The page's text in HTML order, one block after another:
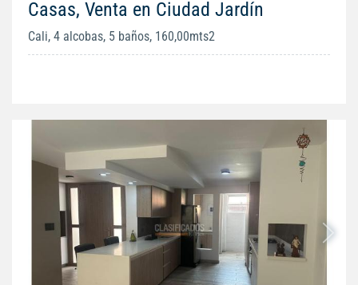
Casas, Venta en Ciudad Jardín
Cali, 4 alcobas, 5 baños, 160,00mts2